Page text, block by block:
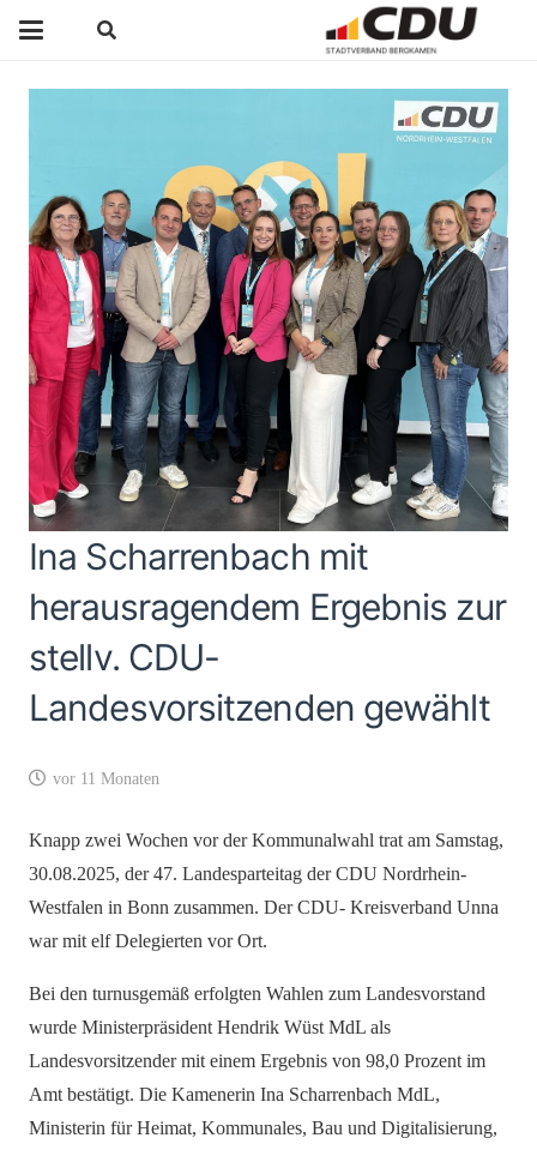
Ina Scharrenbach mit
herausragendem Ergebnis zur
stellv. CDU-
Landesvorsitzenden gewählt
vor 11 Monaten
Knapp zwei Wochen vor der Kommunalwahl trat am Samstag,
30.08.2025, der 47. Landesparteitag der CDU Nordrhein-
Westfalen in Bonn zusammen. Der CDU- Kreisverband Unna
war mit elf Delegierten vor Ort.
Bei den turnusgemäß erfolgten Wahlen zum Landesvorstand
wurde Ministerpräsident Hendrik Wüst MdL als
Landesvorsitzender mit einem Ergebnis von 98,0 Prozent im
Amt bestätigt. Die Kamenerin Ina Scharrenbach MdL,
Ministerin für Heimat, Kommunales, Bau und Digitalisierung,